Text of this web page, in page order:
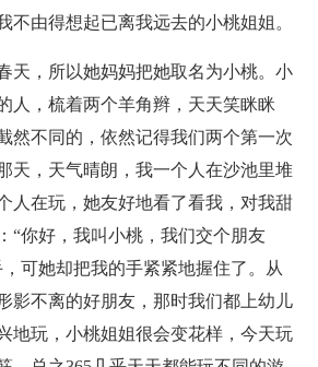
不由得想起已离我远去的小桃姐姐。
天，所以她妈妈把她取名为小桃。小
人，梳着两个羊角辫，天天笑眯眯
然不同的，依然记得我们两个第一次
天，天气晴朗，我一个人在沙池里堆
人在玩，她友好地看了看我，对我甜
“你好，我叫小桃，我们交个朋友
可她却把我的手紧紧地握住了。从
影不离的好朋友，那时我们都上幼儿
地玩，小桃姐姐很会变花样，今天玩